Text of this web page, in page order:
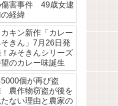
傷害事件 49歳女逮
経緯
カキン新作「カレー
きん」7月26日発
みそきんシリーズ
のカレー味誕生
個が再び盗
農作物窃盗が後を
ない理由と農家の